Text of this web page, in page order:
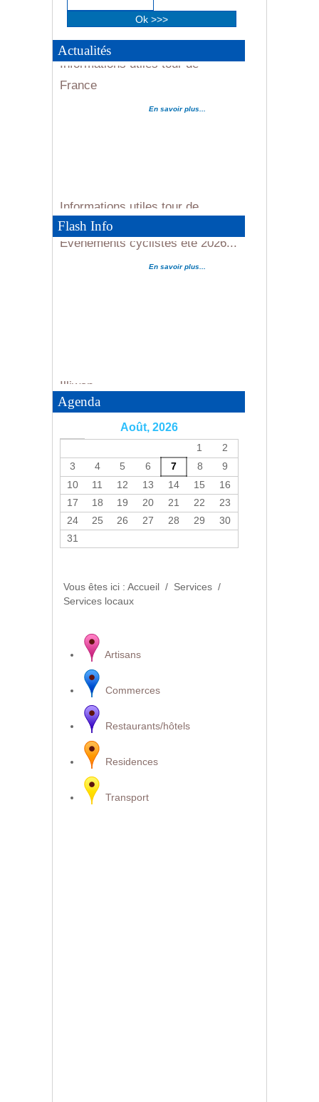
Actualités
Informations utiles tour de
France
Flash Info
Informations utiles tour de
France
En savoir plus...
Evènements cyclistes été 2026...
savoir plus...
Informations utiles tour de
France
Agenda
Août, 2026
1
2
3
4 5 6 7 8
9
10
11 12 13 14 15
16
17
18 19 20 21 22
23
24
25 26 27 28 29
30
31
Vous êtes ici : Accueil / Services /
Services locaux
Artisans
Commerces
Restaurants/hôtels
Residences
Transport